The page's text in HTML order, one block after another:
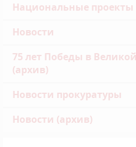
Национальные проекты
Новости
75 лет Победы в
(архив)
Новости прокуратуры
Новости (архив)